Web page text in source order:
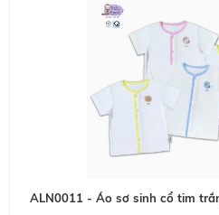
ALN0011 - Áo sơ sinh cổ tim